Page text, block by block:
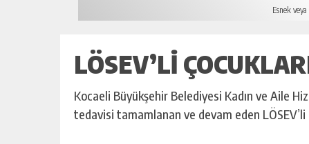
Esnek
LÖSEV’LI
Kocaeli Büyükşehir Belediyesi Kadın ve Aile
tedavisi tamamlanan ve devam eden